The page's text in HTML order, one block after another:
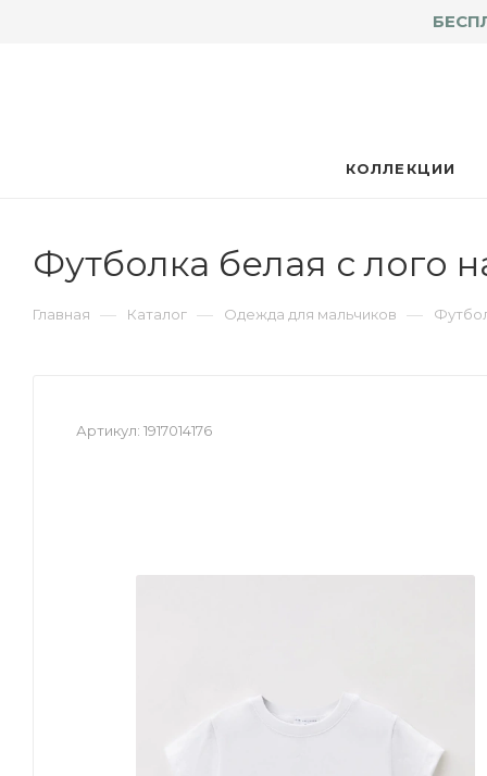
КОЛЛЕКЦИИ
Футболка белая с лого
Главная — Каталог — Одежда для мальчиков —
Артикул: 1917014176